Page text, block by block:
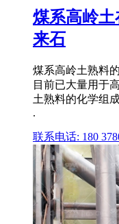
煤系高岭
来石
煤系高岭土熟料
目前已大量用于
土熟料的化学组
.
联系电话: 180